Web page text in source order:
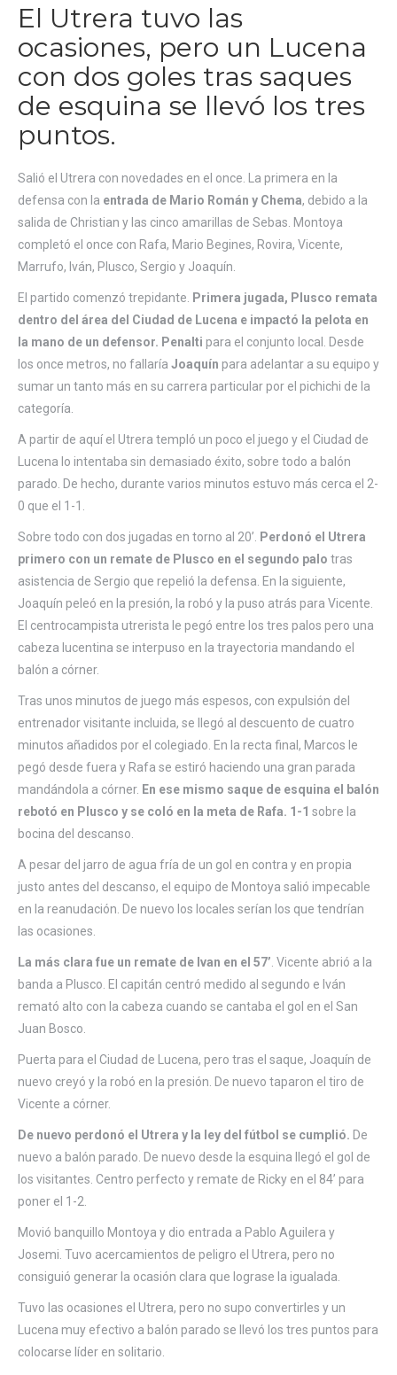
El Utrera tuvo las
ocasiones, pero un Lucena
con dos goles tras saques
de esquina se llevó los tres
puntos.
Salió el Utrera con novedades en el once. La primera en la
defensa con la entrada de Mario Román y Chema, debido a la
salida de Christian y las cinco amarillas de Sebas. Montoya
completó el once con Rafa, Mario Begines, Rovira, Vicente,
Marrufo, Iván, Plusco, Sergio y Joaquín.
El partido comenzó trepidante.
Primera jugada, Plusco remata
dentro del área del Ciudad de Lucena e impactó la pelota en
la mano de un defensor. Penalti para el conjunto local. Desde
los once metros, no fallaría Joaquín para adelantar a su equipo y
sumar un tanto más en su carrera particular por el pichichi de la
categoría.
A partir de aquí el Utrera templó un poco el juego y el Ciudad de
Lucena lo intentaba sin demasiado éxito, sobre todo a balón
parado. De hecho, durante varios minutos estuvo más cerca el 2-
0 que el 1-1.
Sobre todo con dos jugadas en torno al 20’.
Perdonó el Utrera
primero con un remate de Plusco en el segundo palo tras
asistencia de Sergio que repelió la defensa. En la siguiente,
Joaquín peleó en la presión, la robó y la puso atrás para Vicente.
El centrocampista utrerista le pegó entre los tres palos pero una
cabeza lucentina se interpuso en la trayectoria mandando el
balón a córner.
Tras unos minutos de juego más espesos, con expulsión del
entrenador visitante incluida, se llegó al descuento de cuatro
minutos añadidos por el colegiado. En la recta final, Marcos le
pegó desde fuera y Rafa se estiró haciendo una gran parada
mandándola a córner. En ese mismo saque de esquina el balón
rebotó en Plusco y se coló en la meta de Rafa. 1-1 sobre la
bocina del descanso.
A pesar del jarro de agua fría de un gol en contra y en propia
justo antes del descanso, el equipo de Montoya salió impecable
en la reanudación. De nuevo los locales serían los que tendrían
las ocasiones.
La más clara fue un remate de Ivan en el 57’ . Vicente abrió a la
banda a Plusco. El capitán centró medido al segundo e Iván
remató alto con la cabeza cuando se cantaba el gol en el San
Juan Bosco.
Puerta para el Ciudad de Lucena, pero tras el saque, Joaquín de
nuevo creyó y la robó en la presión. De nuevo taparon el tiro de
Vicente a córner.
De nuevo perdonó el Utrera y la ley del fútbol se cumplió. De
nuevo a balón parado. De nuevo desde la esquina llegó el gol de
los visitantes. Centro perfecto y remate de Ricky en el 84’ para
poner el 1-2.
Movió banquillo Montoya y dio entrada a Pablo Aguilera y
Josemi. Tuvo acercamientos de peligro el Utrera, pero no
consiguió generar la ocasión clara que lograse la igualada.
Tuvo las ocasiones el Utrera, pero no supo convertirles y un
Lucena muy efectivo a balón parado se llevó los tres puntos para
colocarse líder en solitario.